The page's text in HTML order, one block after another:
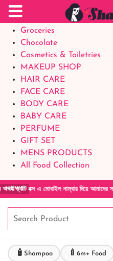
Food Supplements
Baby Foods
Groceries
Chocolate
Cosmetics & Toiletries
MAKEUP SHOP
HAIR CARE
FACE CARE
BODY CARE
BABY CARE
PERFUME
GIFT SET
MENS PRODUCTS
All Food Collection
NEWSদিয়ে আমাদের সাথে সরাসরি কথা
🧴 Shampoo 🍼 6m+ Food